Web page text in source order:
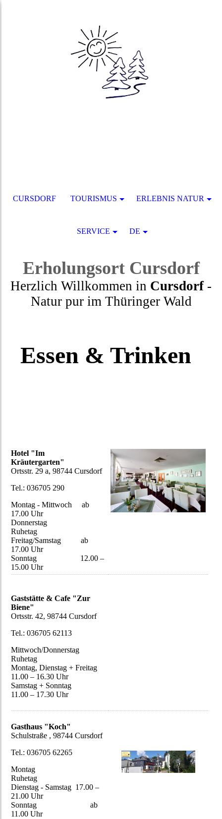
ErholungsortCursdorf
Herzlich Willkommen in Cursdorf-
Natur purim Thüringer Wald
Essen & Trinken
Hotel "Im
Kräutergarten"
Ortsstr. 29 a, 98744 Cursdorf
Tel.: 036705 290
Montag - Mittwoch ab
17.00 Uhr
Donnerstag
Ruhetag
Freitag/Samstag ab
17.00 Uhr
Sonntag 12.00 –
15.00 Uhr
Gaststätte & Cafe "Zur
Biene"
Ortsstr. 42, 98744 Cursdorf
Tel.: 036705 62113
Mittwoch/Donnerstag
Ruhetag
Montag, Dienstag + Freitag
11.00 – 16.30 Uhr
Samstag + Sonntag
11.00 – 17.30 Uhr
Gasthaus "Koch"
Schulstraße , 98744 Cursdorf
Tel.: 036705 62265
Montag
Ruhetag
Dienstag - Samstag 17.00 –
21.00 Uhr
Sonntag ab
11.00 Uhr
CURSDORF TOURISMUS ERLEBNIS NATUR
SERVICE DE